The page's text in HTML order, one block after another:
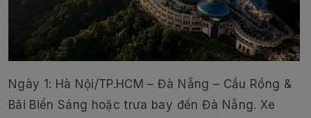
Ngày 1: Hà Nội/TP.HCM – Đà Nẵng – Cầu Rồng &
Bãi Biển Sáng hoặc trưa bay đến Đà Nẵng. Xe